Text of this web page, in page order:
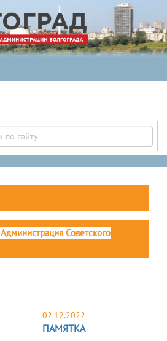
Администрация Советского
02.12.2022
ПАМЯТКА